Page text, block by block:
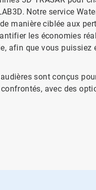
Notre service
manière ciblée aux
les économies
afin que vous
sont conçus
avec des